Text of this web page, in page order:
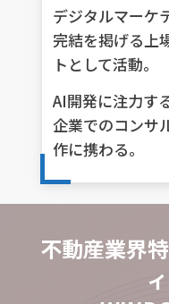
デジタルマーケ
完結を掲げる上
トとして活動。
AI開発に注力す
企業でのコンサ
作に携わる。
不動産業界